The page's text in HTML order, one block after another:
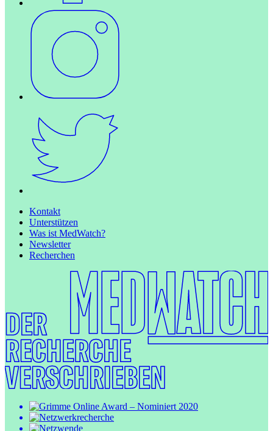
Kontakt
Unterstützen
Was ist MedWatch?
Newsletter
Recherchen